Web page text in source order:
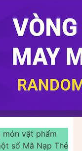
món vật phẩm
số Mã Nạp Thẻ